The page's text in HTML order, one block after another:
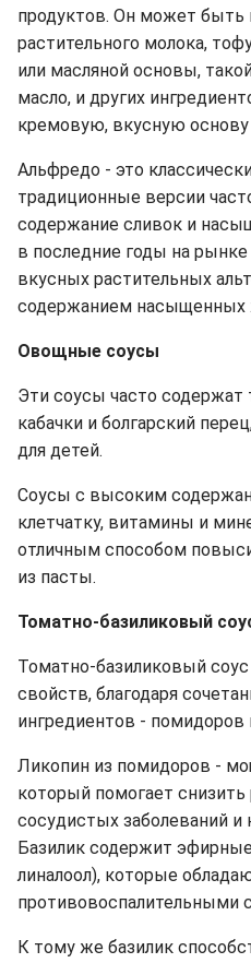
продуктов. Он может быть
растительного молока,
или масляной основы,
масло, и других
кремовую, вкусную основу
Альфредо - это
традиционные версии
содержание сливок и
в последние годы на
вкусных растительных
содержанием насыщенных
Овощные соусы
Эти соусы часто
кабачки и болгарский
для детей.
Соусы с высоким
клетчатку, витамины и
отличным способом
из пасты.
Томатно-базиликовый
Томатно-базиликовый
свойств, благодаря
ингредиентов - помидоров
Ликопин из помидоров -
который помогает снизить
сосудистых заболеваний и
Базилик содержит
линалоол), которые
противовоспалительными
К тому же базилик